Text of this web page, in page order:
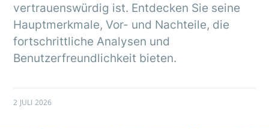
vertrauenswürdig ist. Entdecken Sie seine
Hauptmerkmale, Vor- und Nachteile, die
fortschrittliche Analysen und
Benutzerfreundlichkeit bieten.
2 JULI 2026